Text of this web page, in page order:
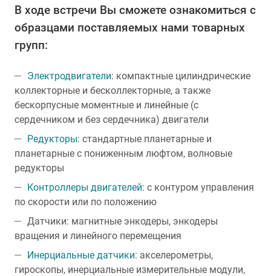
В ходе встречи Вы сможете ознакомиться с
образцами поставляемых нами товарных
групп:
Электродвигатели: компактные цилиндрические
коллекторные и бесколлекторные, а также
бескорпусные моментные и линейные (с
сердечником и без сердечника) двигатели
Редукторы: стандартные планетарные и
планетарные с пониженным люфтом, волновые
редукторы
Контроллеры двигателей: с контуром управления
по скорости или по положению
Датчики: магнитные энкодеры, энкодеры
вращения и линейного перемещения
Инерциальные датчики: акселерометры,
гироскопы, инерциальные измерительные модули,